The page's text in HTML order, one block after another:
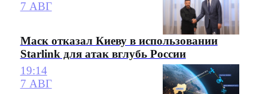
7 АВГ
Маск отказал Киеву в использовании
Starlink для атак вглубь России
19:14
7 АВГ